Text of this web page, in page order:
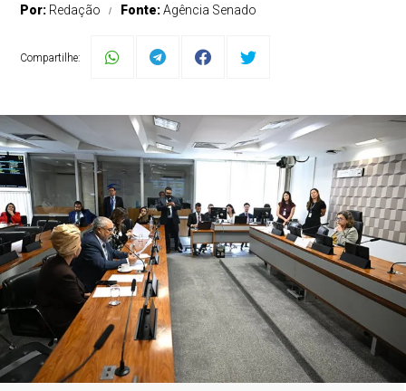
Por: Redação Fonte:Agência Senado
Compartilhe: